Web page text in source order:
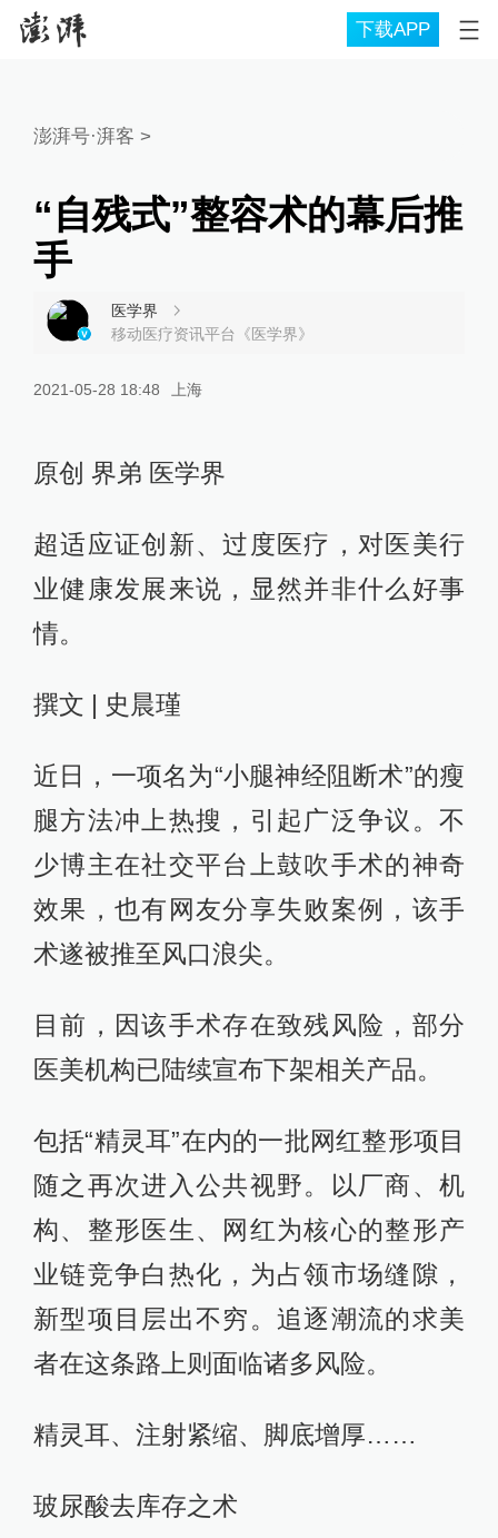
下载APP
澎湃号·湃客 >
“自残式”整容术的幕后推
手
医学界
移动医疗资讯平台《医学界》
2021-05-28 18:48 上海
原创 界弟 医学界
超适应证创新、过度医疗，对医美行
业健康发展来说，显然并非什么好事
情。
撰文 | 史晨瑾
近日，一项名为“小腿神经阻断术”的瘦
腿方法冲上热搜，引起广泛争议。不
少博主在社交平台上鼓吹手术的神奇
效果，也有网友分享失败案例，该手
术遂被推至风口浪尖。
目前，因该手术存在致残风险，部分
医美机构已陆续宣布下架相关产品。
包括“精灵耳”在内的一批网红整形项目
随之再次进入公共视野。以厂商、机
构、整形医生、网红为核心的整形产
业链竞争白热化，为占领市场缝隙，
新型项目层出不穷。追逐潮流的求美
者在这条路上则面临诸多风险。
精灵耳、注射紧缩、脚底增厚……
玻尿酸去库存之术